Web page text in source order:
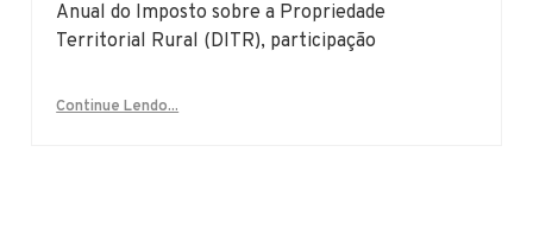
Anual do Imposto sobre a Propriedade
Territorial Rural (DITR), participação
Continue Lendo...